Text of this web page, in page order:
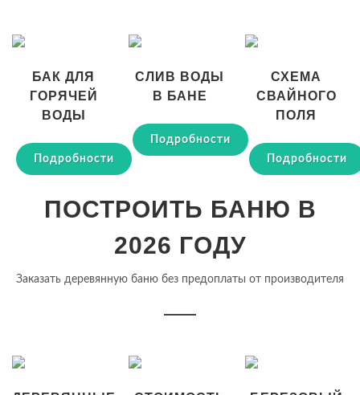
БАК ДЛЯ
ГОРЯЧЕЙ
ВОДЫ
Подробности
СЛИВ ВОДЫ
В БАНЕ
Подробности
СХЕМА
СВАЙНОГО
ПОЛЯ
Подробности
ПОСТРОИТЬ БАНЮ В
2026 ГОДУ
Заказать деревянную баню без предоплаты от производителя